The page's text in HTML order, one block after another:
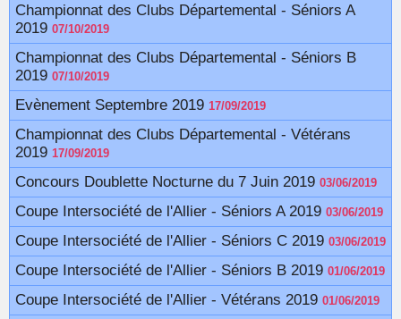
Championnat des Clubs Départemental - Séniors A
2019 07/10/2019
Championnat des Clubs Départemental - Séniors B
2019 07/10/2019
Evènement Septembre 2019 17/09/2019
Championnat des Clubs Départemental - Vétérans
2019 17/09/2019
Concours Doublette Nocturne du 7 Juin 2019 03/06/2019
Coupe Intersociété de l'Allier - Séniors A 2019 03/06/2019
Coupe Intersociété de l'Allier - Séniors C 2019 03/06/2019
Coupe Intersociété de l'Allier - Séniors B 2019 01/06/2019
Coupe Intersociété de l'Allier - Vétérans 2019 01/06/2019